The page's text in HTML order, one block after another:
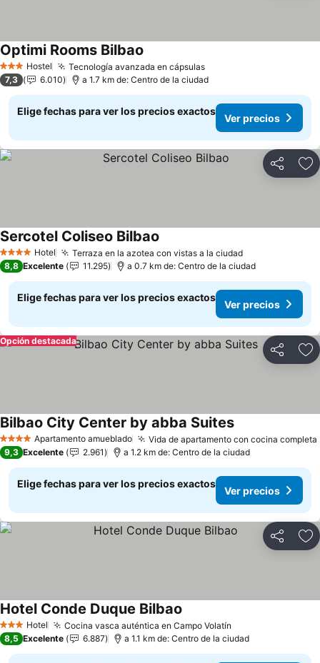
3 EstrellasHostel Tecnología avanzada en cápsulasVer precios
Optimi Rooms Bilbao
7,3 6.010 a 1.7 km de: Centro de la ciudad
Elige fechas para ver los precios exactos
Ver precios
Compartir
4 EstrellasHotel Terraza en la azotea con vistas a la ciudadVer precios
Sercotel Coliseo Bilbao
8,8 Excelente 11.295 a 0.7 km de: Centro de la ciudad
Elige fechas para ver los precios exactos
Ver precios
Compartir
Opción destacada
4 EstrellasApartamento amueblado Vida de apartamento con cocina completa
Bilbao City Center by abba SuitesVer precios
9,3 Excelente 2.961 a 1.2 km de: Centro de la ciudad
Elige fechas para ver los precios exactos
Ver precios
Compartir
3 Estrellas
Hotel Cocina vasca auténtica en Campo Volatín
Hotel Conde Duque Bilbao
8,5 Excelente 6.887 a 1.1 km de: Centro de la ciudad